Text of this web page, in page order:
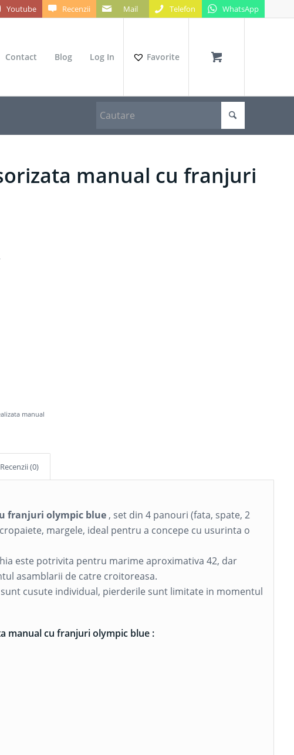
Youtube Recenzii Mail Telefon WhatsApp
Contact Blog Log In Favorite
manual cu franjuri
manual
Recenzii (0)
franjuri olympic blue , set din 4 panouri (fata, spate, 2
margele, ideal pentru a concepe cu usurinta o
este potrivita pentru marime aproximativa 42, dar
asamblarii de catre croitoreasa.
cusute individual, pierderile sunt limitate in momentul
manual cu franjuri olympic blue :